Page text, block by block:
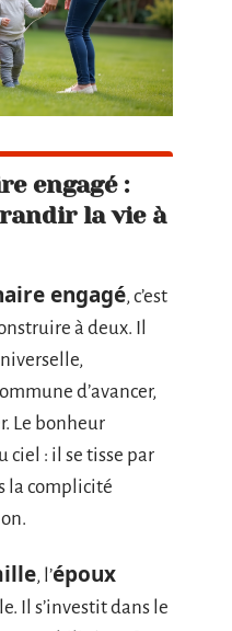
engagé :
la vie à
engagé, c’est
à deux. Il
d’avancer,
Le bonheur
ciel : il se tisse par
la complicité
, l’époux
Il s’investit dans le